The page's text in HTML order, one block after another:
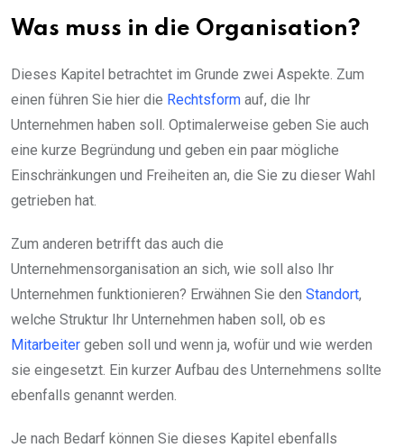
Was muss in die Organisation?
Dieses Kapitel betrachtet im Grunde zwei Aspekte. Zum
einen führen Sie hier die Rechtsform auf, die Ihr
Unternehmen haben soll. Optimalerweise geben Sie auch
eine kurze Begründung und geben ein paar mögliche
Einschränkungen und Freiheiten an, die Sie zu dieser Wahl
getrieben hat.
Zum anderen betrifft das auch die
Unternehmensorganisation an sich, wie soll also Ihr
Unternehmen funktionieren? Erwähnen Sie den Standort,
welche Struktur Ihr Unternehmen haben soll, ob es
Mitarbeiter geben soll und wenn ja, wofür und wie werden
sie eingesetzt. Ein kurzer Aufbau des Unternehmens sollte
ebenfalls genannt werden.
Je nach Bedarf können Sie dieses Kapitel ebenfalls